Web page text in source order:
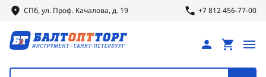
СПб, ул. Проф. Качалова, д. 19 +7 812 456-77-00